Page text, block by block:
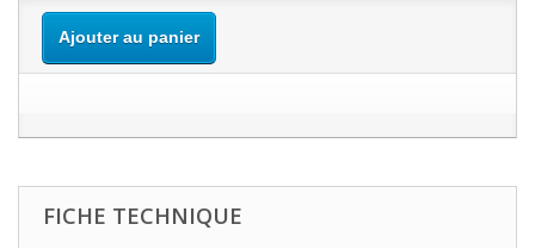
Ajouter au panier
FICHE TECHNIQUE